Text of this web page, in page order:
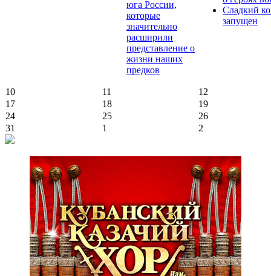
юга России,
которые
значительно
расширили
представление о
жизни наших
предков
Сладкий
запущен
10 11
12
17
18
19
24
25
26
31
1 2